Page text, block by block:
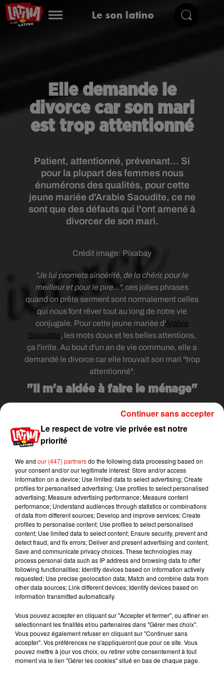
Le son latino
Elle demande le
divorce car son mari
est trop attentionné
Publié : 31 août 2019 à 14h45 par Marjorie
Raynaud
Patient, attentionné, prévenant... Si
pour la plupart des femmes nous
énumérons des qualités, pour cette
jeune mariée d'Arabie Saoudite, ce ne
sont que des défauts qui l'ont amené à
divorcer de son mari.
Crédit image: Pixabay
"Je lui promets sincérité, de la chérir, pour le
meilleur et pour le pire...", ces jolies phrases
quand on prête serment sont normalement celles
qui nous font rêver tout au long de notre vie
conjugale. Pour cette jeune mariée d'Arabie
Saoudite, les mots doux et les belles attentions,
ça l'irrite. Au bout d'un an de vie commune, elle a
demandé le divorce car elle trouvait son mari "trop
attentionné".
"Il m'a aidée à faire le ménage"
D'après les informations du média Sputnik News,
de reproches. Pire, il lui aurait même donné en
coup de main en l'aidant à faire le ménage ou
encore le repassage" . Quelle horreur... Un homme
bon. Elle a ajouté ne pas vouloir d'une vie
pacifique, sans querelle ni histoire. On ne sait pas
quelle a été la décision de la justice, mais on se
doute sûrement de ce que pensent les femmes en
lisant ces quelques lignes...
Mundo Latino
Guatemala : l'éruption du volcan
de Fuego est terminée
Le fourmilier géant fait son retour
en Argentine, et en pleine...
Le respect de votre vie privée est notre
priorité
We and our (447) partnersdo the following data processing based on
your consent and/or our legitimate interest: Store and/or access
information on a device; Use limited data to select advertising; Create
profiles for personalised advertising; Use profiles to select personalised
advertising; Measure advertising performance; Measure content
performance; Understand audiences through statistics or combinations
of data from different sources; Develop and improve services; Create
profiles to personalise content; Use profiles to select personalised
content; Use limited data to select content; Ensure security, prevent and
detect fraud, and fix errors; Deliver and present advertising and content;
Save and communicate privacy choices. These technologies may
process personal data such as IP address and browsing data to offer
following functionalities: Identify devices based on information actively
requested; Use precise geolocation data; Match and combine data from
other data sources; Link different devices; Identify devices based on
information transmitted automatically.
Vous pouvez accepter en cliquant sur "Accepter et fermer", ou affiner en
sélectionnant les finalités et/ou partenaires dans "Gérer mes choix".
Vous pouvez également refuser en cliquant sur "Continuer sans
accepter". Vos préférences ne s'appliqueront que pour ce site. Vous
pouvez mettre à jour vos choix, ou retirer votre consentement à tout
moment via le lien "Gérer les cookies" situé en bas de chaque page.
Continuer sans accepter